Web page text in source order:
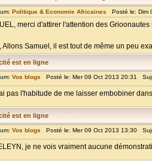
Politique & Economie Africaines Posté le: Dim
merci d'attirer l'attention des
Allons Samuel, il est tout de même un peu
est en ligne
Vos blogs Posté le: Mer 09 Oct 2013 20:31
pas l'habitude de me laisser embobiner
est en ligne
Vos blogs Posté le: Mer 09 Oct 2013 13:30
je ne vois vraiment aucune